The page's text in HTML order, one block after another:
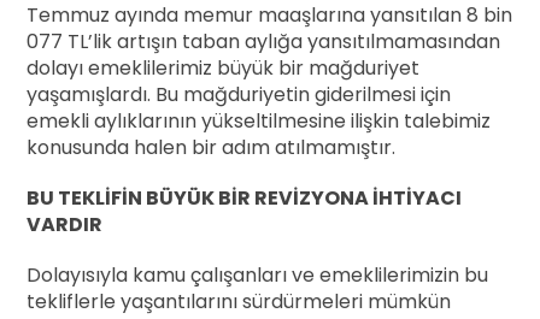
Temmuz ayında memur maaşlarına yansıtılan 8 bin
077 TL’lik artışın taban aylığa yansıtılmamasından
dolayı emeklilerimiz büyük bir mağduriyet
yaşamışlardı. Bu mağduriyetin giderilmesi için
emekli aylıklarının yükseltilmesine ilişkin talebimiz
konusunda halen bir adım atılmamıştır.
BU TEKLİFİN BÜYÜK BİR REVİZYONA İHTİYACI
VARDIR
Dolayısıyla kamu çalışanları ve emeklilerimizin bu
tekliflerle yaşantılarını sürdürmeleri mümkün